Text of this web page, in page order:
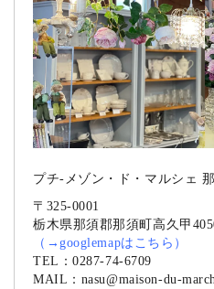
プチ-メゾン・ド・マルシェ
〒325-0001
栃木県那須郡那須町高久甲
（ →googlemapはこちら ）
TEL：0287-74-6709
MAIL： nasu@maison-du-